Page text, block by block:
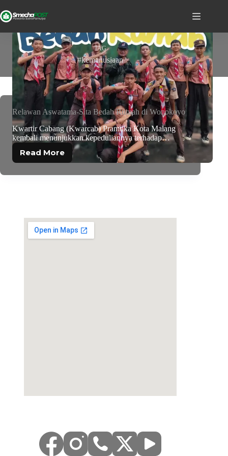
TAG
#kemanusiaan
Relawan Aswatama-Sita Bedah Rumah di Wonokoyo
Kwartir Cabang (Kwarcab) Pramuka Kota Malang
kembali menunjukkan kepeduliannya terhadap…
Read More